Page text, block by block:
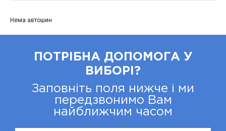
Нема автошин
ПОТРІБНА ДОПОМОГА У
ВИБОРІ?
Заповніть поля нижче і ми
передзвонимо Вам
найближчим часом